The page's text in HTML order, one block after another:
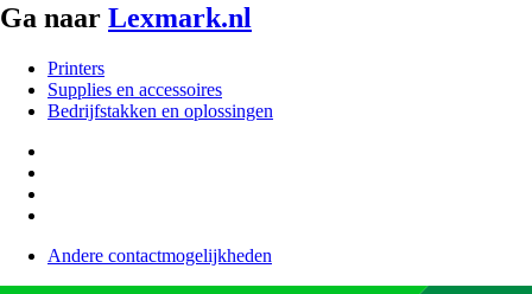
Ga naar Lexmark.nl
Printers
Supplies en accessoires
Bedrijfstakken en oplossingen
Andere contactmogelijkheden